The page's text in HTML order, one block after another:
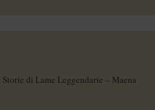
di Lame Leggendarie – Maena